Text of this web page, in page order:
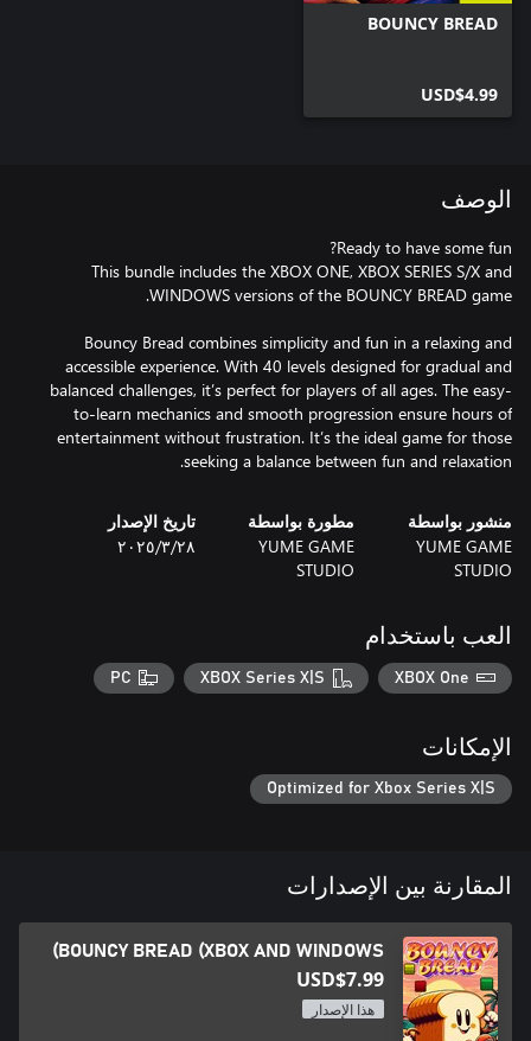
BOUNCY BREAD
USD$4.99
الوصف
This bundle includes the XBOX ONE, XBOX SERIES S/X and
Bouncy Bread combines simplicity and fun in a relaxing and
accessible experience. With 40 levels designed for gradual and
balanced challenges, it’s perfect for players of all ages. The easy-
to-learn mechanics and smooth progression ensure hours of
entertainment without frustration. It’s the ideal game for those
seeking a balance between fun and relaxation.
منشور بواسطة
YUME GAME
STUDIO
مطورة بواسطة
YUME GAME
STUDIO
تاريخ الإصدار
٢٨‏/٣‏/٢٠٢٥
العب باستخدام
XBOX One
XBOX Series X|S
PC
الإمكانات
Optimized for Xbox Series X|S
المقارنة بين الإصدارات
BOUNCY BREAD (XBOX AND WINDOWS)
USD$7.99
هذا الإصدار